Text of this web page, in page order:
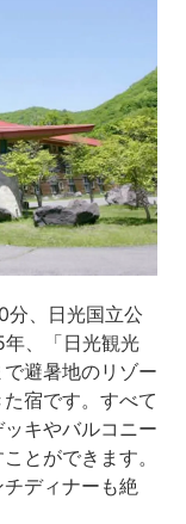
分、日光国立公
、「日光観光
避暑地のリゾー
宿です。すべて
キやバルコニー
とができます。
ディナーも絶